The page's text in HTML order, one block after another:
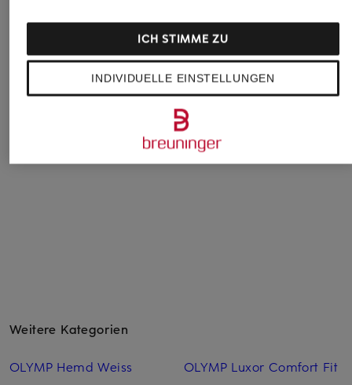
OLYMP
Hemd Modern Fit
+Aktionsrabatt
TOMMY JEANS
Hemd Comfort Fit
59,99 €
Bestpreis:50,99 €
Ursprünglich: 79,90 €
ARMEDANGELS
Hemd QUAASA
Weitere Kategorien
OLYMP Hemd Weiss
OLYMP Luxor Comfort Fit
INDIVIDUELLE EINSTELLUNGEN
ICH STIMME ZU